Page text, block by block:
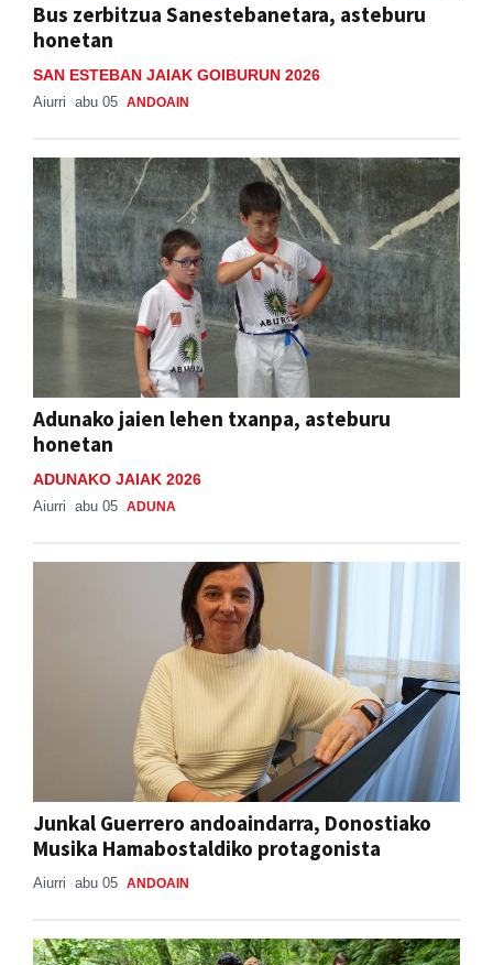
Bus zerbitzua Sanestebanetara, asteburu
honetan
SAN ESTEBAN JAIAK GOIBURUN 2026
Aiurri abu 05 ANDOAIN
Adunako jaien lehen txanpa, asteburu
honetan
ADUNAKO JAIAK 2026
Aiurri abu 05 ADUNA
Junkal Guerrero andoaindarra, Donostiako
Musika Hamabostaldiko protagonista
Aiurri abu 05 ANDOAIN